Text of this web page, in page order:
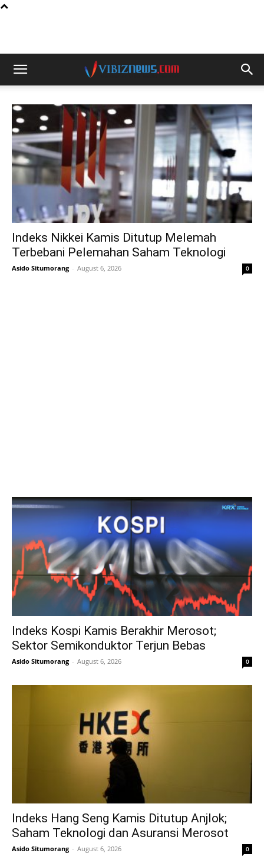
Indeks Nikkei Kamis Ditutup Melemah
Terbebani Pelemahan Saham Teknologi
Asido Situmorang - August 6, 2026 0
Indeks Kospi Kamis Berakhir Merosot;
Sektor Semikonduktor Terjun Bebas
Asido Situmorang - August 6, 2026 0
Indeks Hang Seng Kamis Ditutup Anjlok;
Saham Teknologi dan Asuransi Merosot
Asido Situmorang - August 6, 2026 0